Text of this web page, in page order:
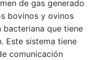
de gas generado
bovinos y ovinos
que tiene
Este sistema tiene
comunicación